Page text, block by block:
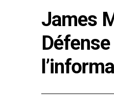
James